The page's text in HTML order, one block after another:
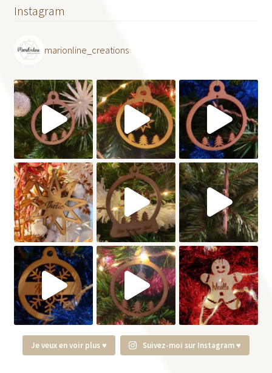
Instagram
marionline_creations
Je veux en voir plus ♥ Suivez-moi sur Instagram ♥